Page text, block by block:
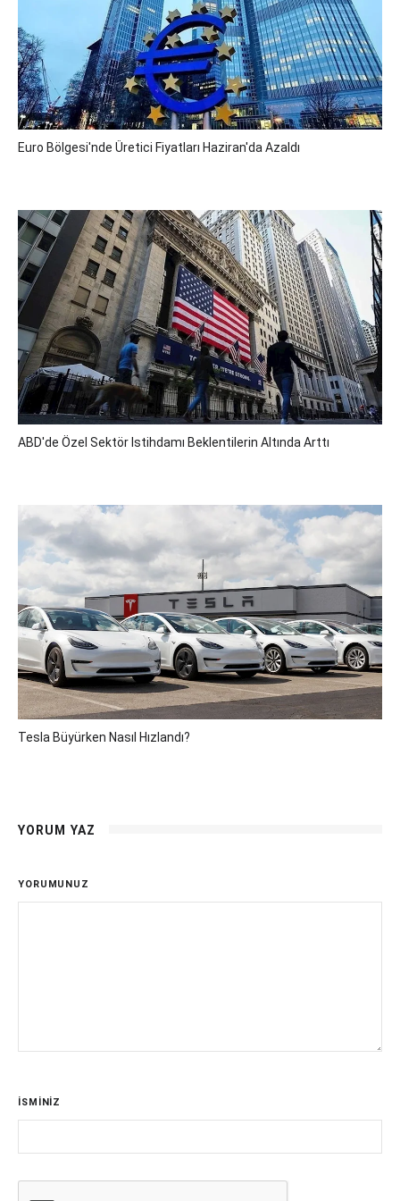
Euro Bölgesi'nde Üretici Fiyatları Haziran'da Azaldı
ABD'de Özel Sektör Istihdamı Beklentilerin Altında Arttı
Tesla Büyürken Nasıl Hızlandı?
YORUM YAZ
YORUMUNUZ
İSMİNİZ